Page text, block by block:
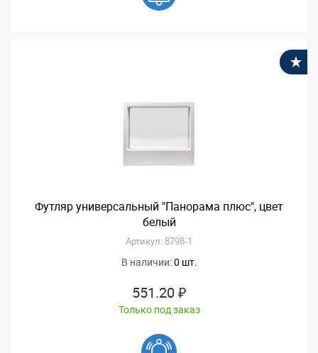
Футляр универсальный "Панорама плюс", цвет
белый
Артикул: 8798-1
В наличии:0 шт.
551.20 ₽
Только под заказ